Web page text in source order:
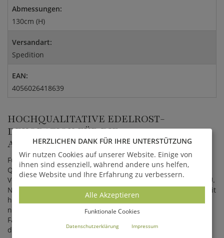
Abmessungen:
130cm (H)
Versandart:
Spedition
EAN:
4056026418639
HOCHQUALITATIVE EDELROST-
DEKORATION FÜR DIE
AUSSENGESTALTUNG
Für die Rost Figuren aus Metall werden Materialien höchster
Qualität verwendet. Die Produktion und hochqualitative
Verarbeitung in Handarbeit erfolgen ausschließlich in der EU.
Nach der Fertigstellung werden die Eisenobjekte an Orten mit
hoher Luftfeuchtigkeit und Wärme gelagert, wodurch der
natürliche Rostprozess einsetzt. Hierbei verändert sich der
Farbton ungleichmäßig von einem hellen Orange zu einem
dunkleren Braun. Dadurch wird jedes Produkt ein Unikat.
HERZLICHEN DANK FÜR IHRE UNTERSTÜTZUNG
Wir nutzen Cookies auf unserer Website. Einige von
ihnen sind essenziell, während andere uns helfen,
diese Website und Ihre Erfahrung zu verbessern.
Alle Akzeptieren
Funktionale Cookies
Datenschutzerklärung Impressum